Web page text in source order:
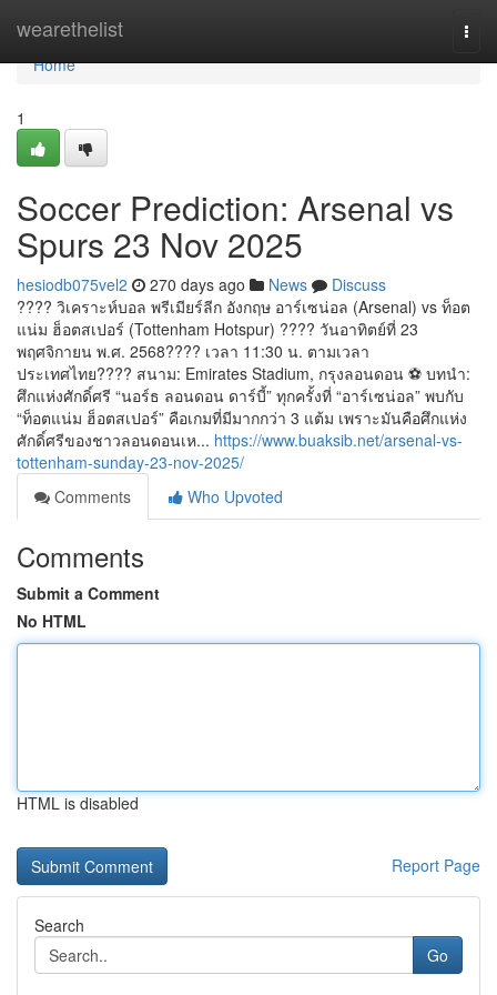
wearethelist
Home
Home
1
Soccer Prediction: Arsenal vs
Spurs 23 Nov 2025
hesiodb075vel2 270 days ago News
Discuss
???? วิเคราะห์บอล พรีเมียร์ลีก อังกฤษ อาร์เซน่อล (Arsenal) vs ท็อต
แน่ม ฮ็อตสเปอร์ (Tottenham Hotspur) ???? วันอาทิตย์ที่ 23
พฤศจิกายน พ.ศ. 2568???? เวลา 11:30 น. ตามเวลา
ประเทศไทย???? สนาม: Emirates Stadium, กรุงลอนดอน ⚽ บทนำ:
ศึกแห่งศักดิ์ศรี “นอร์ธ ลอนดอน ดาร์บี้” ทุกครั้งที่ “อาร์เซน่อล” พบกับ
“ท็อตแน่ม ฮ็อตสเปอร์” คือเกมที่มีมากกว่า 3 แต้ม เพราะมันคือศึกแห่ง
ศักดิ์ศรีของชาวลอนดอนเห... https://www.buaksib.net/arsenal-vs-
tottenham-sunday-23-nov-2025/
Comments
Who Upvoted
Comments
Submit a Comment
No HTML
HTML is disabled
Report Page
Search
Go